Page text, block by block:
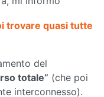
trovare quasi tutte
del
totale” (che poi
interconnesso).